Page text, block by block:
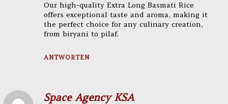
Our high-quality Extra Long Basmati Rice
offers exceptional taste and aroma, making it
the perfect choice for any culinary creation,
from biryani to pilaf.
ANTWORTEN
Space Agency KSA